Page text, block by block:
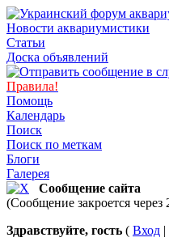
Новости аквариумистики
Статьи
Доска объявлений
Правила!
Помощь
Календарь
Поиск
Поиск по меткам
Блоги
Галерея
Сообщение сайта
(Сообщение закроется через
Здравствуйте, гость ( Вход |